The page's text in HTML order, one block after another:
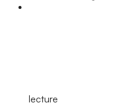
lecture